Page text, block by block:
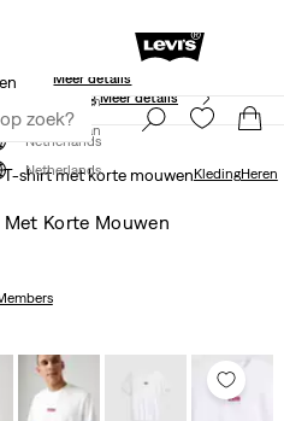
voor Levi’s® Red Tab™ leden.
Meer details
Meld je nu aan
Netherlands
20% kortingMeer details
Meld je nu aan
Netherlands
T-shirt met korte mouwenKledingHeren
Met Korte Mouwen